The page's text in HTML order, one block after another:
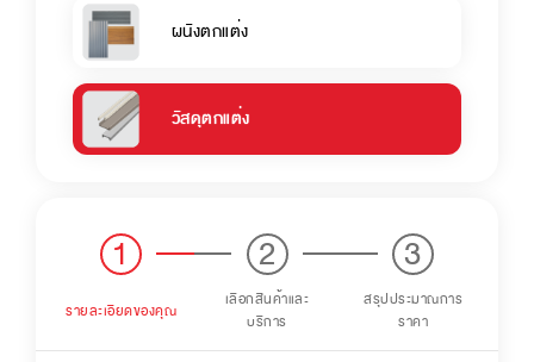
ผนังตกแต่ง
วัสดุตกแต่ง
1
รายละเอียดของคุณ
2
เลือกสินค้าและ
บริการ
3
สรุปประมาณการ
ราคา